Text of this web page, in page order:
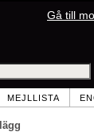
Gå till
MEJLLISTA